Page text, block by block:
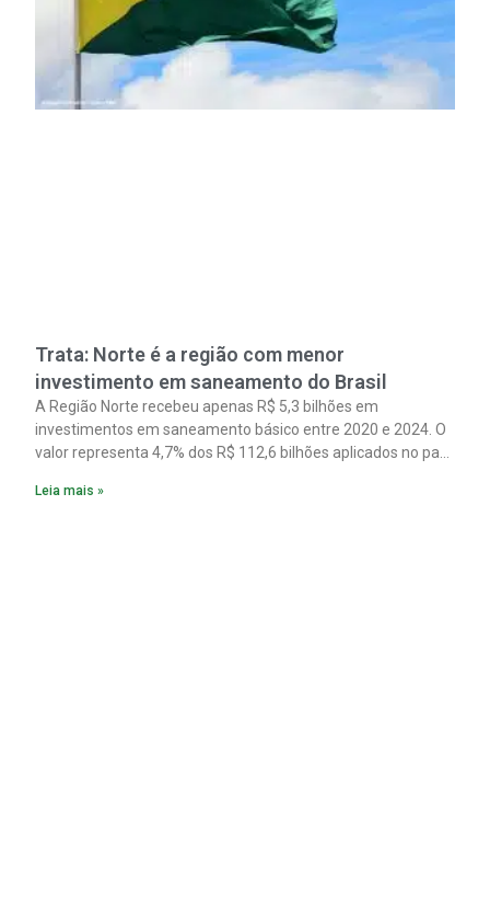
Trata: Norte é a região com menor
investimento em saneamento do Brasil
A Região Norte recebeu apenas R$ 5,3 bilhões em
investimentos em saneamento básico entre 2020 e 2024. O
valor representa 4,7% dos R$ 112,6 bilhões aplicados no país
Brasil em parceria com a GO Associados.
Leia mais »